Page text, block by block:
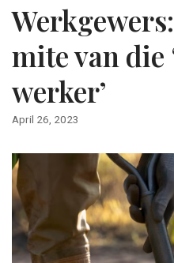
mite van die
werker’
April 26, 2023